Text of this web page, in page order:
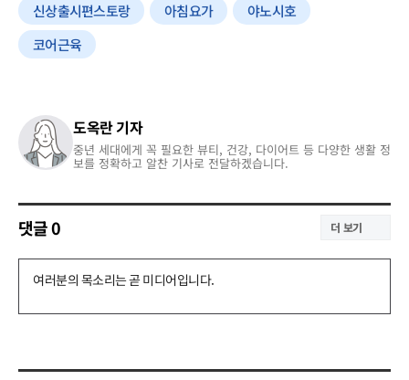
신상출시편스토랑
아침요가
야노시호
코어근육
도옥란 기자
중년 세대에게 꼭 필요한 뷰티, 건강, 다이어트 등 다양한 생활 정
보를 정확하고 알찬 기사로 전달하겠습니다.
댓글0 더 보기
댓
기